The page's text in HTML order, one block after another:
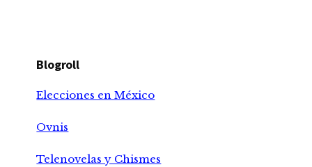
Blogroll
Elecciones en México
Ovnis
Telenovelas y Chismes